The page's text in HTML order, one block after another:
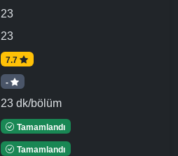
23
23
7.7
-
23 dk/bölüm
Tamamlandı
Tamamlandı